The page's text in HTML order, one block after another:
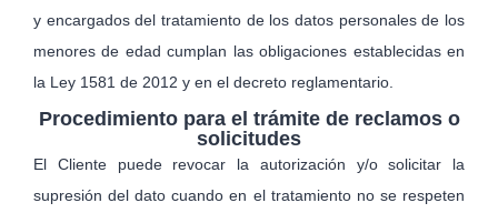
y encargados del tratamiento de los datos personales de los
menores de edad cumplan las obligaciones establecidas en
la Ley 1581 de 2012 y en el decreto reglamentario.
Procedimiento para el trámite de reclamos o
solicitudes
El Cliente puede revocar la autorización y/o solicitar la
supresión del dato cuando en el tratamiento no se respeten